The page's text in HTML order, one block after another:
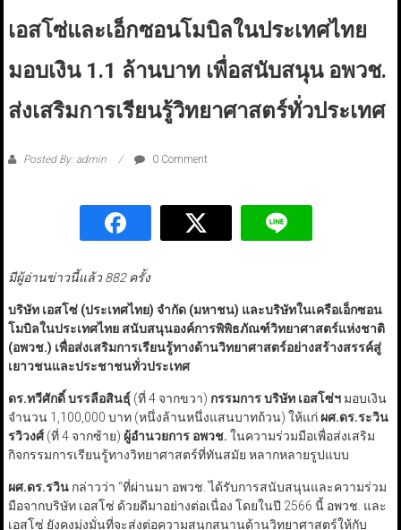
เอสโซ่และเอ็กซอนโมบิลในประเทศไทย
มอบเงิน 1.1 ล้านบาท เพื่อสนับสนุน อพวช.
ส่งเสริมการเรียนรู้วิทยาศาสตร์ทั่วประเทศ
Posted By: admin 0 Comment
มีผู้อ่านข่าวนี้แล้ว 882 ครั้ง
บริษัท เอสโซ่ (ประเทศไทย) จำกัด (มหาชน) และบริษัทในเครือเอ็กซอน
โมบิลในประเทศไทย สนับสนุนองค์การพิพิธภัณฑ์วิทยาศาสตร์แห่งชาติ
(อพวช.) เพื่อส่งเสริมการเรียนรู้ทางด้านวิทยาศาสตร์อย่างสร้างสรรค์สู่
เยาวชนและประชาชนทั่วประเทศ
ดร.ทวีศักดิ์ บรรลือสินธุ์ (ที่ 4 จากขวา) กรรมการ บริษัท เอสโซ่ฯมอบเงิน
จำนวน 1,100,000 บาท (หนึ่งล้านหนึ่งแสนบาทถ้วน) ให้แก่ ผศ.ดร.ระวิน
รวิวงศ์(ที่ 4 จากซ้าย) ผู้อำนวยการ อพวช. ในความร่วมมือเพื่อส่งเสริม
กิจกรรมการเรียนรู้ทางวิทยาศาสตร์ที่ทันสมัย หลากหลายรูปแบบ
ผศ.ดร.รวินกล่าวว่า “ที่ผ่านมา อพวช. ได้รับการสนับสนุนและความร่วม
มือจากบริษัท เอสโซ่ ด้วยดีมาอย่างต่อเนื่อง โดยในปี 2566 นี้ อพวช. และ
เอสโซ่ ยังคงมุ่งมั่นที่จะส่งต่อความสนุกสนานด้านวิทยาศาสตร์ให้กับ